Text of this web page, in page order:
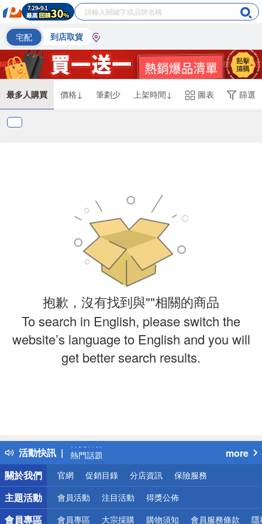
宅配 到店取貨
最多人購買 價格↓ 筆劃少 上架時間↓ 圖表 篩選
抱歉，沒有找到與""相關的商品
To search in English, please switch the
website’s language to English and you will
get better search results.
活動快訊
得獎公告
熱門話題
銀行優惠
偏遠地區配送
詐騙網頁！請小心！
more
關於我們
官網 促銷目錄 分店資訊 保險服務
主題活動 會員活動 注目活動 得獎公佈
會員專區 會員專區 大宗採購 購物須知 會員服務條款 隱